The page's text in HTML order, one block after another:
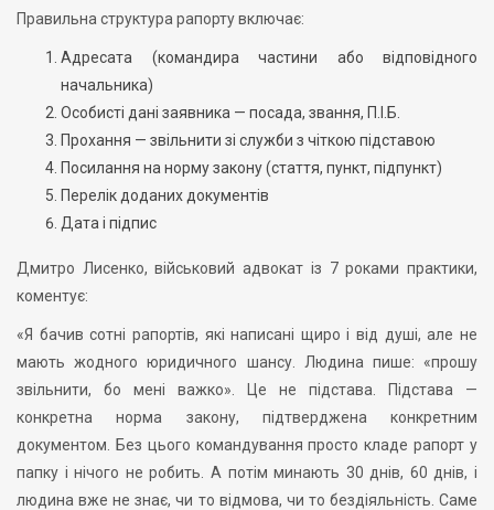
Правильна структура рапорту включає:
Адресата (командира частини або відповідного
начальника)
Особисті дані заявника — посада, звання, П.І.Б.
Прохання — звільнити зі служби з чіткою підставою
Посилання на норму закону (стаття, пункт, підпункт)
Перелік доданих документів
Дата і підпис
Дмитро Лисенко, військовий адвокат із 7 роками практики,
коментує:
«Я бачив сотні рапортів, які написані щиро і від душі, але не
мають жодного юридичного шансу. Людина пише: «прошу
звільнити, бо мені важко». Це не підстава. Підстава —
конкретна норма закону, підтверджена конкретним
документом. Без цього командування просто кладе рапорт у
папку і нічого не робить. А потім минають 30 днів, 60 днів, і
людина вже не знає, чи то відмова, чи то бездіяльність. Саме